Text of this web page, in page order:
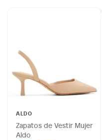
Productos que hayan sido
Baterías de auto.
Motocicletas y bicicletas
Licores y cigarros
ALDO
Zapatos de Vestir Mujer
Aldo